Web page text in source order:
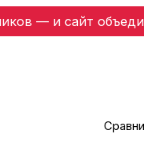
— и сайт